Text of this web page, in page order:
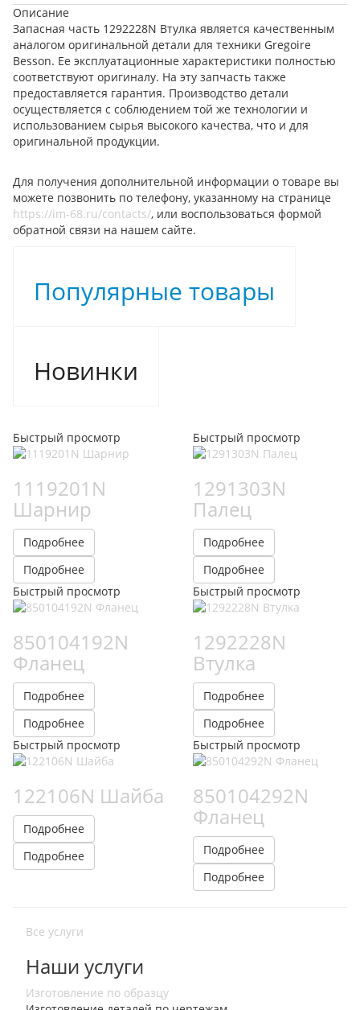
Описание
Запасная часть 1292228N Втулка является качественным
аналогом оригинальной детали для техники Gregoire
Besson. Ее эксплуатационные характеристики полностью
соответствуют оригиналу. На эту запчасть также
предоставляется гарантия. Производство детали
осуществляется с соблюдением той же технологии и
использованием сырья высокого качества, что и для
оригинальной продукции.
Для получения дополнительной информации о товаре вы
можете позвонить по телефону, указанному на странице
https://im-68.ru/contacts/, или воспользоваться формой
обратной связи на нашем сайте.
Популярные товары
Новинки
Быстрый просмотр
1119201N
Шарнир
Подробнее
Подробнее
Быстрый просмотр
1291303N
Палец
Подробнее
Подробнее
Быстрый просмотр
850104192N
Фланец
Подробнее
Подробнее
Быстрый просмотр
1292228N
Втулка
Подробнее
Подробнее
Быстрый просмотр
122106N Шайба
Подробнее
Подробнее
Быстрый просмотр
850104292N
Фланец
Подробнее
Подробнее
Все услуги
Наши услуги
Изготовление по образцу